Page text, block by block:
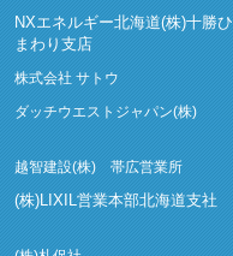
NXエネルギー北海道(株)十勝ひ
まわり支店
株式会社 サトウ
ダッチウエストジャパン(株)
越智建設(株) 帯広営業所
(株)LIXIL営業本部北海道支社